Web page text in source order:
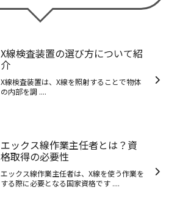
X線検査装置の選び方について紹
介
X線検査装置は、X線を照射することで物体
の内部を調 ....
エックス線作業主任者とは？資
格取得の必要性
エックス線作業主任者は、X線を使う作業を
する際に必要となる国家資格です ....